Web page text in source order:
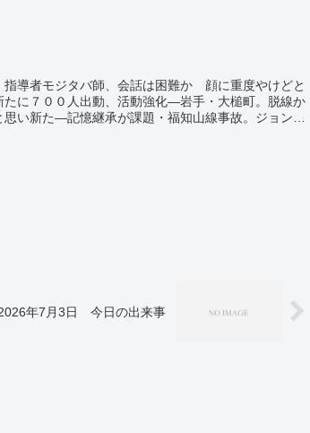
導者モジタバ師、会話は困難か 顔に重度やけどと
に７００人出動、活動強化―岩手・大槌町。脱線か
い新た―記憶継承が課題・福知山線事故。ジョン万
年7月3日 今日の出来事